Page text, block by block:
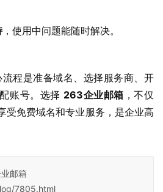
，使用中问题能随时解决。
流程是准备域名、选择服务商、开
账号。选择 263企业邮箱 ，不仅
受免费域名和专业服务，是企业高
邮箱
7805.html